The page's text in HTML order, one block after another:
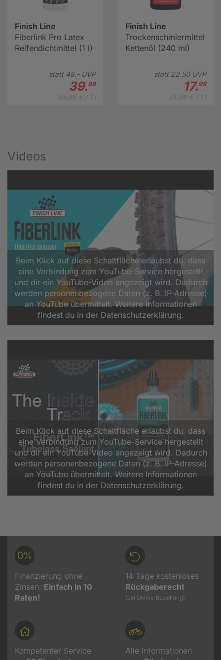
Finish Line
Fiberlink Pro Latex
Reifendichtmittel (1 l)
statt 48.-UVP
39.99
Finish Line
Trockenschmiermittel
Kettenöl (240 ml)
statt 22.50UVP
17.99
Videos
Beim Klick auf diese Schaltfläche erlaubst du, dass
eine Verbindung zum YouTube-Service hergestellt
und dir ein YouTube-Video angezeigt wird. Dadurch
werden personenbezogene Daten (z. B. IP-Adresse)
an YouTube übermittelt. Weitere Informationen
findest du in der Datenschutzerklärung.
Beim Klick auf diese Schaltfläche erlaubst du, dass
eine Verbindung zum YouTube-Service hergestellt
und dir ein YouTube-Video angezeigt wird. Dadurch
werden personenbezogene Daten (z. B. IP-Adresse)
an YouTube übermittelt. Weitere Informationen
findest du in der Datenschutzerklärung.
0%
Finanzierung ohne
Zinsen: Einfach in 10
Raten!
14 Tage kostenloses
Rückgaberecht
(bei Online-Bestellung)
Kompetenter Service
Alle Informationen